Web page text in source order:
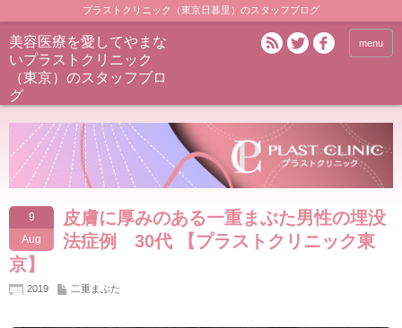
プラストクリニック（東京日暮里）のスタッフブログ
美容医療を愛してやまな
いプラストクリニック
（東京）のスタッフブロ
グ
menu
9
Aug
皮膚に厚みのある一重まぶた男性の埋没
法症例 30代 【プラストクリニック東
京】
2019 二重まぶた